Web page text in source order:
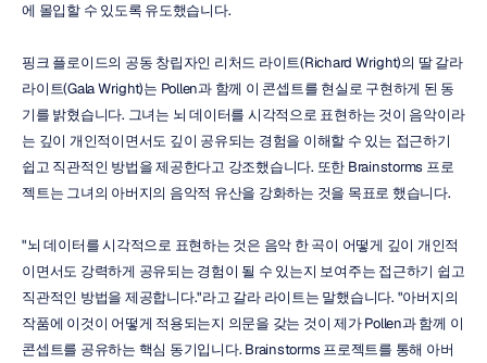
에 몰입할 수 있도록 유도했습니다.
핑크 플로이드의 공동 창립자인 리처드 라이트(Richard Wright)의 딸 갈라
라이트(Gala Wright)는 Pollen과 함께 이 콘셉트를 현실로 구현하게 된 동
기를 밝혔습니다. 그녀는 뇌 데이터를 시각적으로 표현하는 것이 음악이라
는 깊이 개인적이면서도 깊이 공유되는 경험을 이해할 수 있는 접근하기
쉽고 직관적인 방법을 제공한다고 강조했습니다. 또한 Brainstorms 프로
젝트는 그녀의 아버지의 음악적 유산을 강화하는 것을 목표로 했습니다.
"뇌 데이터를 시각적으로 표현하는 것은 음악 한 곡이 어떻게 깊이 개인적
이면서도 강력하게 공유되는 경험이 될 수 있는지 보여주는 접근하기 쉽고
직관적인 방법을 제공합니다."라고 갈라 라이트는 말했습니다. "아버지의
작품에 이것이 어떻게 적용되는지 의문을 갖는 것이 제가 Pollen과 함께 이
콘셉트를 공유하는 핵심 동기입니다. Brainstorms 프로젝트를 통해 아버